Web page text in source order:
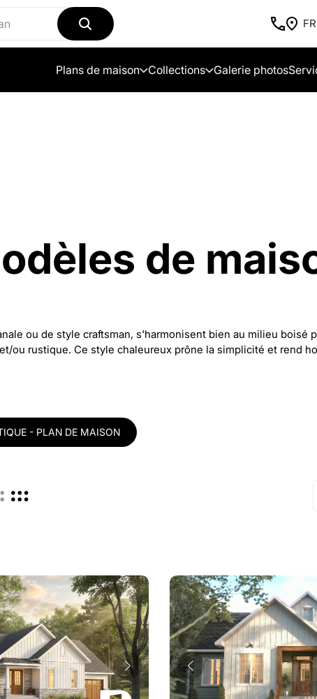
FR
Plans de maison Collections Galerie photos
de
ou de style craftsman, s'harmonisent bien au milieu boisé
ou rustique. Ce style chaleureux prône la simplicité et rend
- PLAN DE MAISON